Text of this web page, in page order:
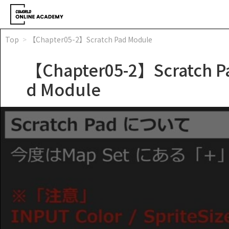
Top 【Chapter05-2】Scratch Pad Module
【Chapter05-2】Scratch
d Module